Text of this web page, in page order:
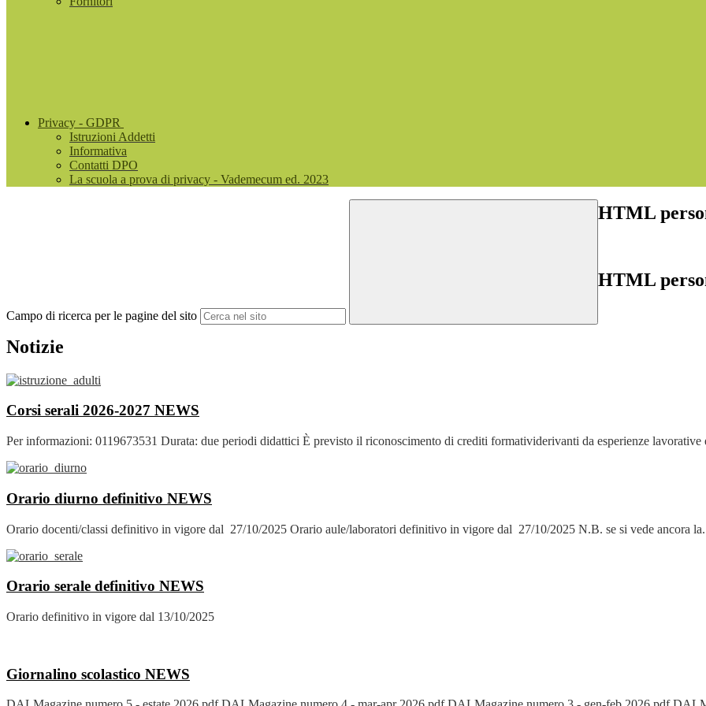
Privacy - GDPR
Istruzioni Addetti
Informativa
Contatti DPO
La scuola a prova di privacy - Vademecum ed. 2023
Campo di ricerca per le pagine del sito
HTML
HTML
Notizie
Corsi serali 2026-2027 NEWS
Per informazioni: 0119673531 Durata: due periodi didattici È previsto il riconoscimento di crediti formatividerivanti da esperienze lavorative
Orario diurno definitivo NEWS
Orario docenti/classi definitivo in vigore dal 27/10/2025 Orario aule/laboratori definitivo in vigore dal 27/10/2025 N.B. se si vede ancora
Orario serale definitivo NEWS
Orario definitivo in vigore dal 13/10/2025
Giornalino scolastico NEWS